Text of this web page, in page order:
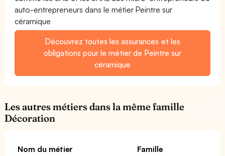
auto-entrepreneurs dans le métier Peintre sur
céramique
Découvrez toutes les assurances et les
obligations pour le métier de Peintre sur
céramique
Les autres métiers dans la même famille
Décoration
Nom du métier
Famille